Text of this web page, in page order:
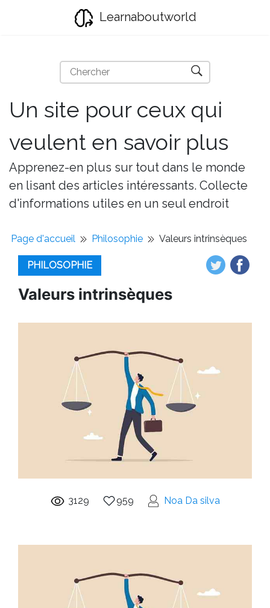
Learnaboutworld
Un site pour ceux qui
veulent en savoir plus
Apprenez-en plus sur tout dans le monde
en lisant des articles intéressants. Collecte
d'informations utiles en un seul endroit
Page d'accueil Philosophie Valeurs intrinsèques
PHILOSOPHIE
Valeurs intrinsèques
3129 959 Noa Da silva